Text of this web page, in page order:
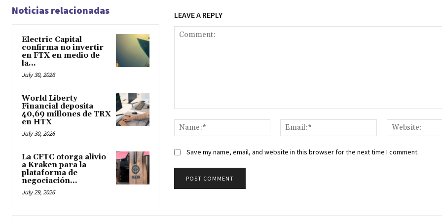
Noticias relacionadas
Electric Capital
confirma no invertir
en FTX en medio de
la...
July 30, 2026
World Liberty
Financial deposita
40,69 millones de TRX
en HTX
July 30, 2026
La CFTC otorga alivio
a Kraken para la
plataforma de
negociación...
July 29, 2026
LEAVE A REPLY
Name:*
Email:*
Save my name, email, and website in this browser for the next time I comment.